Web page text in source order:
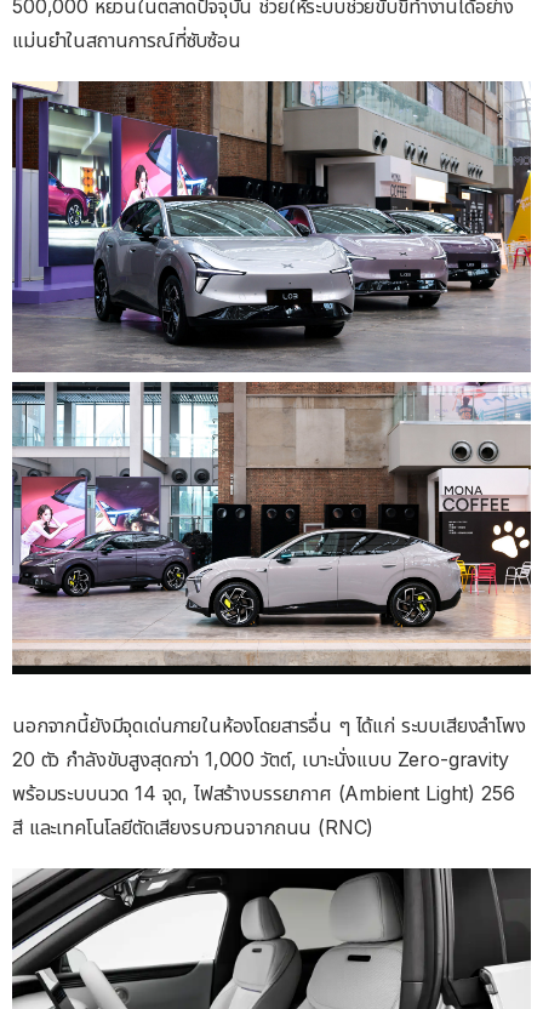
500,000 หยวนในตลาดปัจจุบัน ช่วยให้ระบบช่วยขับขี่ทำงานได้อย่าง
แม่นยำในสถานการณ์ที่ซับซ้อน
นอกจากนี้ยังมีจุดเด่นภายในห้องโดยสารอื่น ๆ ได้แก่ ระบบเสียงลำโพง
20 ตัว กำลังขับสูงสุดกว่า 1,000 วัตต์, เบาะนั่งแบบ Zero-gravity
พร้อมระบบนวด 14 จุด, ไฟสร้างบรรยากาศ (Ambient Light) 256
สี และเทคโนโลยีตัดเสียงรบกวนจากถนน (RNC)